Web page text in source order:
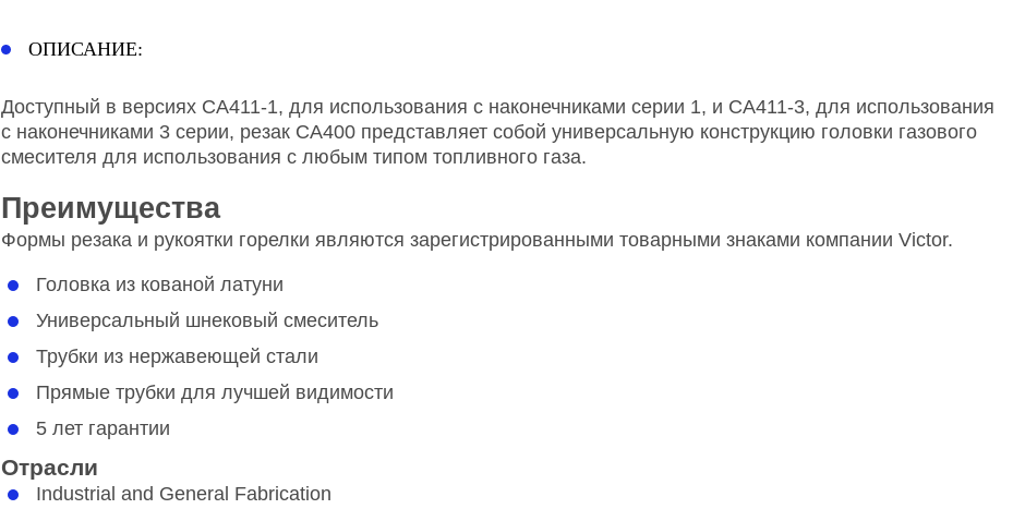
ОПИСАНИЕ:
Доступный в версиях CA411-1, для использования с наконечниками серии 1, и CA411-3, для использования
с наконечниками 3 серии, резак CA400 представляет собой универсальную конструкцию головки газового
смесителя для использования с любым типом топливного газа.
Преимущества
Формы резака и рукоятки горелки являются зарегистрированными товарными знаками компании Victor.
Головка из кованой латуни
Универсальный шнековый смеситель
Трубки из нержавеющей стали
Прямые трубки для лучшей видимости
5 лет гарантии
Отрасли
Industrial and General Fabrication